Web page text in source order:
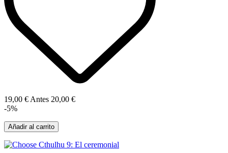
19,00 €Antes 20,00 €
-5%
Añadir al carrito